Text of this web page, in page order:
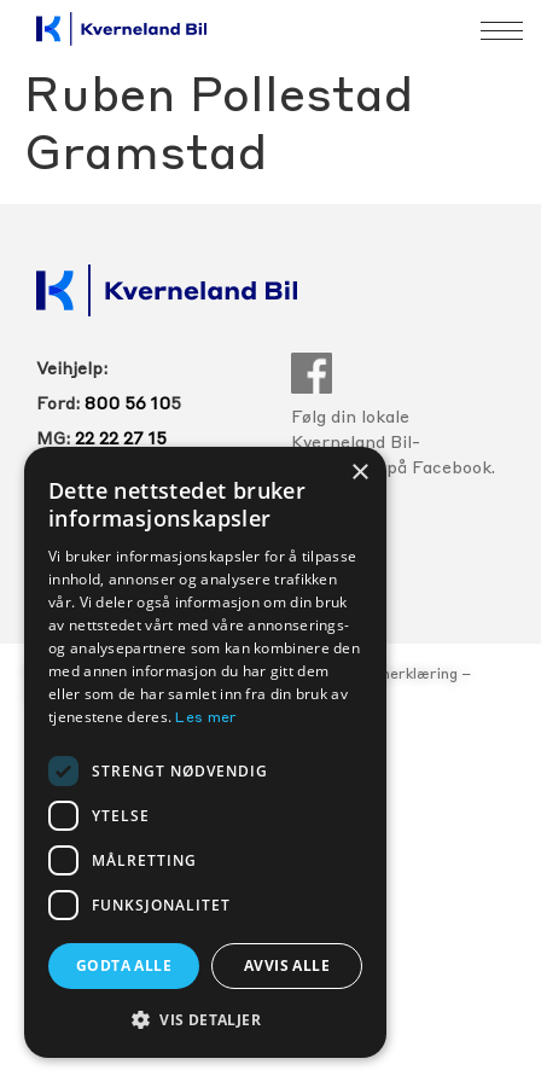
Ruben Pollestad
Gramstad
Veihjelp:
Ford: 800 56 105
MG: 22 22 27 15
Følg din lokale
Kverneland Bil-
forhandler på Facebook.
FORHANDLERE SERVICE
© Kverneland Bil, org.nr. 977 047 684 –Personvernerklæring –
Åpenhetsloven
×
Dette nettstedet bruker
informasjonskapsler
Vi bruker informasjonskapsler for å tilpasse
innhold, annonser og analysere trafikken
vår. Vi deler også informasjon om din bruk
av nettstedet vårt med våre annonserings-
og analysepartnere som kan kombinere den
med annen informasjon du har gitt dem
eller som de har samlet inn fra din bruk av
tjenestene deres.Les mer
STRENGT NØDVENDIG
YTELSE
MÅLRETTING
FUNKSJONALITET
GODTA ALLE AVVIS ALLE
VIS DETALJER